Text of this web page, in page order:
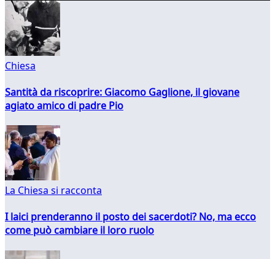
Chiesa
Santità da riscoprire: Giacomo Gaglione, il giovane
agiato amico di padre Pio
La Chiesa si racconta
I laici prenderanno il posto dei sacerdoti? No, ma ecco
come può cambiare il loro ruolo